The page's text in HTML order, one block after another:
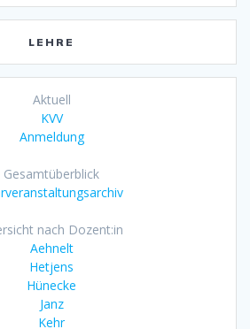
LEHRE
Aktuell
KVV
Anmeldung
Gesamtüberblick
nach Dozent:in
Aehnelt
Hetjens
Hünecke
Janz
Kehr